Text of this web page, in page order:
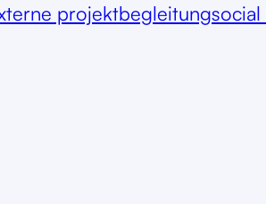
projektbegleitungsocial